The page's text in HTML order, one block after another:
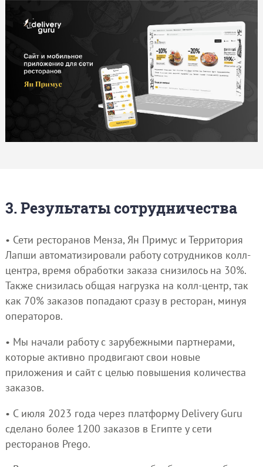
3. Результаты сотрудничества
• Сети ресторанов Менза, Ян Примус и Территория
Лапши автоматизировали работу сотрудников колл-
центра, время обработки заказа снизилось на 30%.
Также снизилась общая нагрузка на колл-центр, так
как 70% заказов попадают сразу в ресторан, минуя
операторов.
• Мы начали работу с зарубежными партнерами,
которые активно продвигают свои новые
приложения и сайт с целью повышения количества
заказов.
• С июля 2023 года через платформу Delivery Guru
сделано более 1200 заказов в Египте у сети
ресторанов Prego.